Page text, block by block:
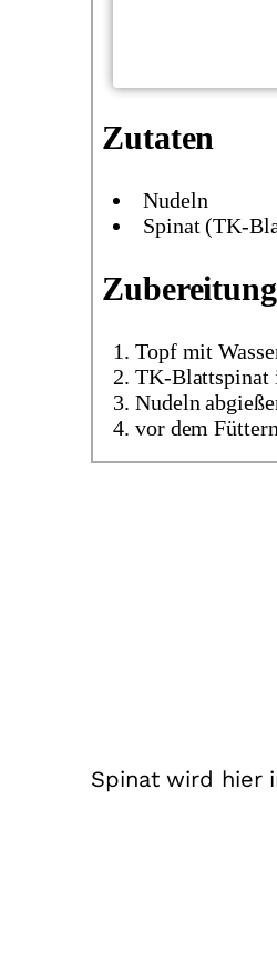
Zutaten
Nudeln
Spinat (TK-
Zubereitung
Topf mit
TK-Blattspinat
Nudeln
vor dem
Spinat wird hier